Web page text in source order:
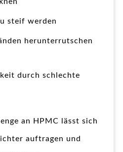
steif werden
herunterrutschen
durch schlechte
an HPMC lässt sich
auftragen und